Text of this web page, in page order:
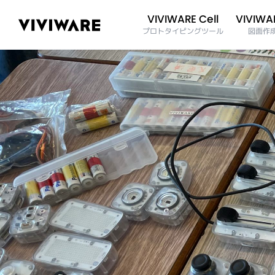
VIVIWARE Cell
プロトタイピングツール 図面作